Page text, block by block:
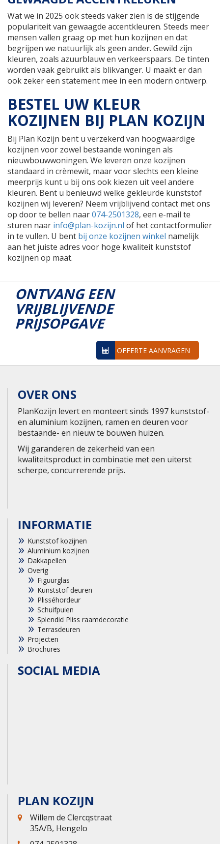
Wat we in 2025 ook steeds vaker zien is de stijgende
populariteit van gewaagde accentkleuren. Steeds meer
mensen vallen graag op met hun kozijnen en dat
begrijpen we natuurlijk als geen ander. Gewild zijn
kleuren, zoals azuurblauw en verkeerspaars. De tinten
worden vaak gebruikt als blikvanger. U maakt er dan
ook zeker een statement mee in een modern ontwerp.
BESTEL UW KLEUR
KOZIJNEN BIJ PLAN KOZIJN
Bij Plan Kozijn bent u verzekerd van hoogwaardige
kozijnen voor zowel bestaande woningen als
nieuwbouwwoningen. We leveren onze kozijnen
standaard in crèmewit, maar voor slechts een kleine
meerprijs kunt u bij ons ook kiezen uit veel andere
kleuren. Bent u benieuwd welke gekleurde kunststof
kozijnen wij leveren? Neem vrijblijvend contact met ons
op door te bellen naar074-2501328, een e-mail te
sturen naar info@plan-kozijn.nl of het contactformulier
in te vullen. U bent bij onze kozijnen winkel namelijk
aan het juiste adres voor hoge kwaliteit kunststof
kozijnen op maat.
ONTVANG EEN
VRIJBLIJVENDE
PRIJSOPGAVE
OFFERTE AANVRAGEN
OVER ONS
PlanKozijn levert en monteert sinds 1997 kunststof-
en aluminium kozijnen, ramen en deuren voor
bestaande- en nieuw te bouwen huizen.
Wij garanderen de zekerheid van een
kwaliteitsproduct in combinatie met een uiterst
scherpe, concurrerende prijs.
INFORMATIE
Kunststof kozijnen
Aluminium kozijnen
Dakkapellen
Overig
Figuurglas
Kunststof deuren
Plisséhordeur
Schuifpuien
Splendid Pliss raamdecoratie
Terrasdeuren
Projecten
Brochures
SOCIAL MEDIA
PLAN KOZIJN
Willem de Clercqstraat
35A/B, Hengelo